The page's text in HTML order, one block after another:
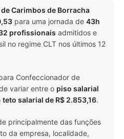
Carimbos de Borracha
para uma jornada de 43h
profissionais admitidos e
no regime CLT nos últimos 12
Confeccionador de
variar entre o piso salarial
teto salarial de R$ 2.853,16.
principalmente das funções
da empresa, localidade,